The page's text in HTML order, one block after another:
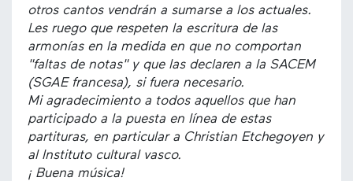
otros cantos vendrán a sumarse a los actuales.
Les ruego que respeten la escritura de las
armonías en la medida en que no comportan
"faltas de notas" y que las declaren a la SACEM
(SGAE francesa), si fuera necesario.
Mi agradecimiento a todos aquellos que han
participado a la puesta en línea de estas
partituras, en particular a Christian Etchegoyen y
al Instituto cultural vasco.
¡ Buena música!